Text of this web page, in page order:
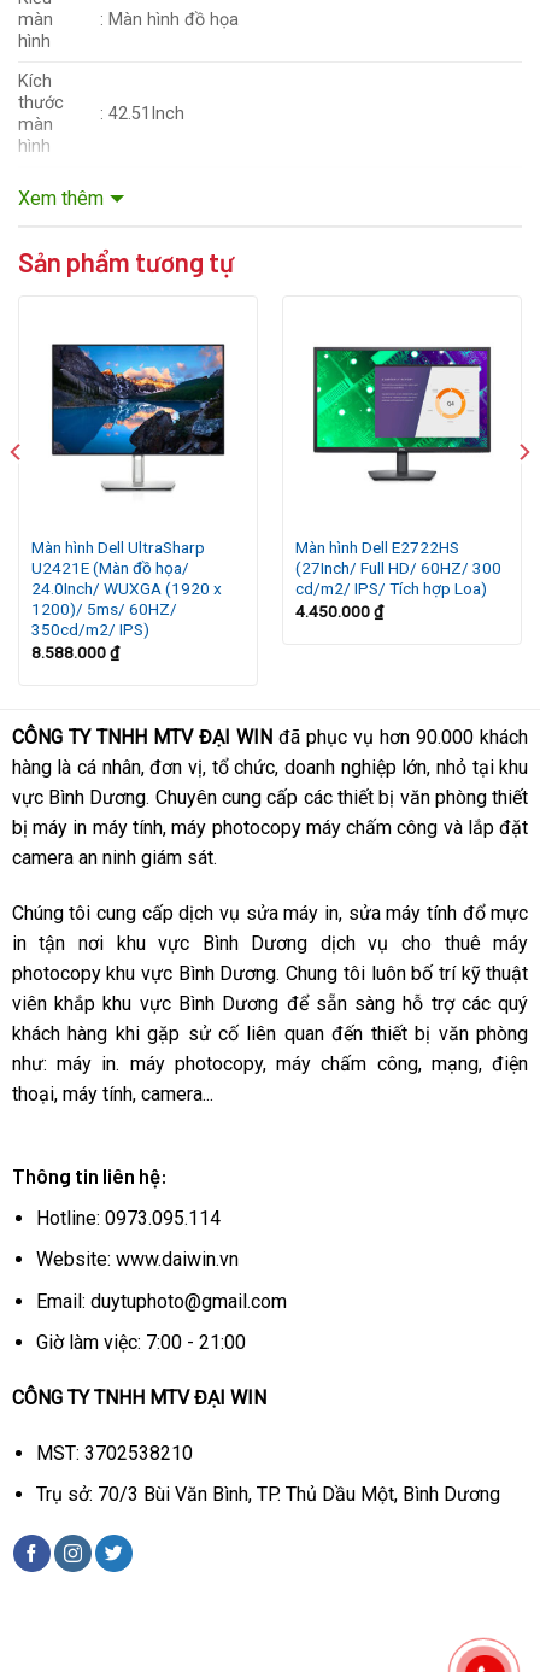
màn
hình
: Màn hình đồ họa
Kích
thước
màn
hình
: 42.51Inch
Độ
phân
: 4K
Thời
Tần số
:60HZ
Độ sáng
: 350cd/m2
:IPS
Tỷ lệ
tương
phản
: 1000:1
Góc
nhìn
: 178°(H)/178°(V)
Cổng
giao
tiếp
1 x USB-C ( DP.14 HB3(2lane)/ HBR2( 4 Lane), Power
Delivery upto 90W, 2/4 lane switching), USB 3.2 Gen 2
10Gbps) upstream
3 x USB-C (USB 3.2 Gen2,10Gbps KVM) Upstream
port, Data Only
3 x super speed USB-A ( USB 3.2 Gen 2 10Gbps)
downstream ports
1 x USB C (USB3.2 Gen 2,10 Gbps, Upto 15W
charging) downstream Quick access port
1 x Analog 2.0 audio line out (3.5mm jack)
1 x RJ45 Port (PXE boot, MAC address pass thru,
WoL,
Phụ
kiện
: 1 x power cable
1 x USB-C to USB-C cable – 3.3 ft
1 x DisplayPort cable – DisplayPort to DisplayPort – 6
Xem thêm cấu hình chi tiết
T hông tin liên hệ :
Xem thêm
Sản phẩm tương tự
Màn hình Dell UltraSharp
U2421E (Màn đồ họa/
24.0Inch/ WUXGA (1920 x
1200)/ 5ms/ 60HZ/
350cd/m2/ IPS)
8.588.000₫
Màn hình Dell E2722HS
(27Inch/ Full HD/ 60HZ/ 300
cd/m2/ IPS/ Tích hợp Loa)
4.450.000₫
CÔNG TY TNHH MTV ĐẠI WIN đã phục vụ hơn 90.000 khách
hàng là cá nhân, đơn vị, tổ chức, doanh nghiệp lớn, nhỏ tại khu
vực Bình Dương. Chuyên cung cấp các thiết bị văn phòng thiết
bị máy in máy tính, máy photocopy máy chấm công và lắp đặt
camera an ninh giám sát.
Chúng tôi cung cấp dịch vụ sửa máy in, sửa máy tính đổ mực
in tận nơi khu vực Bình Dương dịch vụ cho thuê máy
photocopy khu vực Bình Dương. Chung tôi luôn bố trí kỹ thuật
viên khắp khu vực Bình Dương để sẵn sàng hỗ trợ các quý
khách hàng khi gặp sử cố liên quan đến thiết bị văn phòng
như: máy in. máy photocopy, máy chấm công, mạng, điện
thoại, máy tính, camera...
Thông tin liên hệ:
Hotline: 0973.095.114
Website: www.daiwin.vn
Email: duytuphoto@gmail.com
Giờ làm việc: 7:00 - 21:00
CÔNG TY TNHH MTV ĐẠI WIN
MST: 3702538210
Trụ sở: 70/3 Bùi Văn Bình, TP. Thủ Dầu Một, Bình Dương